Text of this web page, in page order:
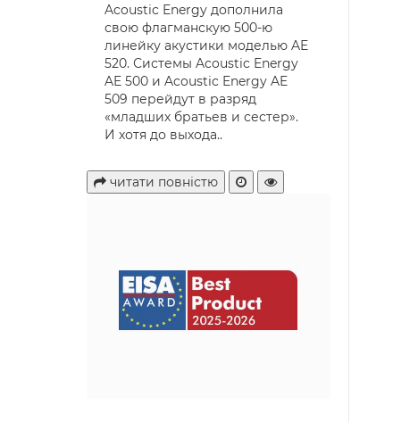
Acoustic Energy дополнила
свою флагманскую 500-ю
линейку акустики моделью AE
520. Системы Acoustic Energy
AE 500 и Acoustic Energy AE
509 перейдут в разряд
«младших братьев и сестер».
И хотя до выхода..
читати повністю